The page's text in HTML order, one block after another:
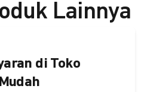
Lainnya
di Toko